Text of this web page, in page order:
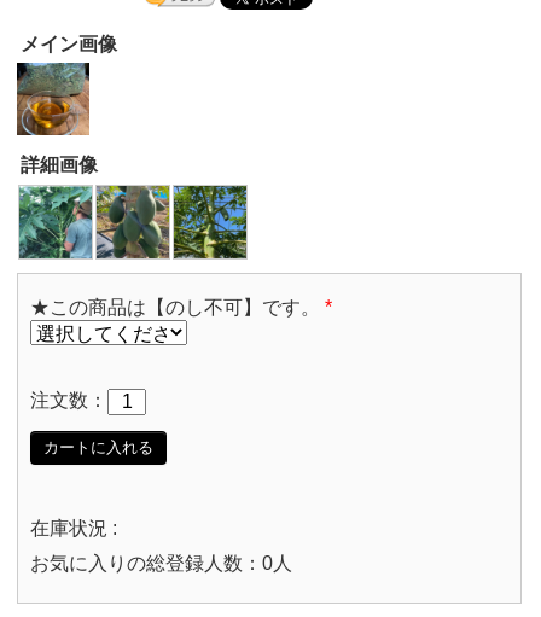
メイン画像
詳細画像
★この商品は【のし不可】です。 *
注文数：
カートに入れる
在庫状況 :
お気に入りの総登録人数：0人